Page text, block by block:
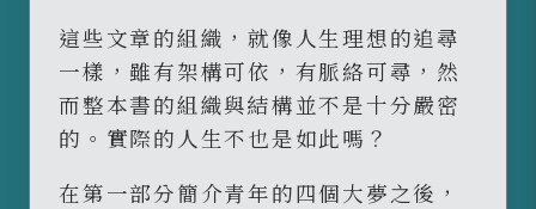
這些文章的組織，就像人生理想的追尋
一樣，雖有架構可依，有脈絡可尋，然
而整本書的組織與結構並不是十分嚴密
的。實際的人生不也是如此嗎？
在第一部分簡介青年的四個大夢之後，